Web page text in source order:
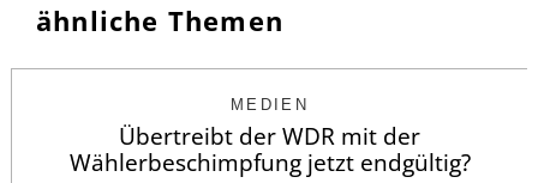
ähnliche Themen
MEDIEN
Übertreibt der WDR mit der
Wählerbeschimpfung jetzt endgültig?